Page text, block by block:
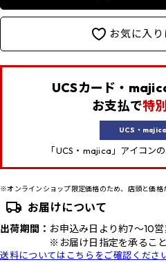
お気に入
UCSカード・
お支払で特
UCS・majica
「UCS・majica」アイコン
※オンラインショップ限定価格のため、店頭と価格
お届けについて
出荷期間： お申込み日より約7～10
※お届け日指定を承るこ
送料についてはこちらをご確認くださ